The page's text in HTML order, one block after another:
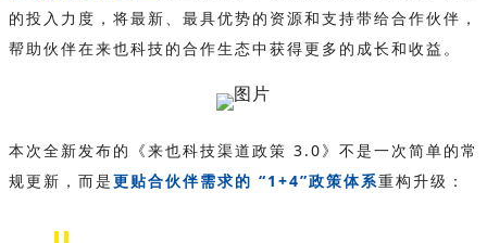
的投入力度，将最新、最具优势的资源和支持带给合作伙伴，
帮助伙伴在来也科技的合作生态中获得更多的成长和收益。
本次全新发布的《来也科技渠道政策 3.0》不是一次简单的常
规更新，而是更贴合伙伴需求的 “1+4”政策体系重构升级：